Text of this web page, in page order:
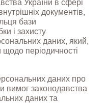
України в сфері
документів,
бази
і захисту
даних, який,
періодичності
даних про
вимог законодавства
даних та